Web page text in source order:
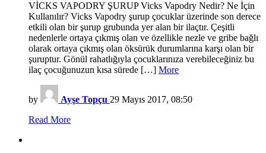
VİCKS VAPODRY ŞURUP Vicks Vapodry Nedir? Ne İçin
Kullanılır? Vicks Vapodry şurup çocuklar üzerinde son derece
etkili olan bir şurup grubunda yer alan bir ilaçtır. Çeşitli
nedenlerle ortaya çıkmış olan ve özellikle nezle ve gribe bağlı
olarak ortaya çıkmış olan öksürük durumlarına karşı olan bir
şuruptur. Gönül rahatlığıyla çocuklarınıza verebileceğiniz bu
ilaç çocuğunuzun kısa sürede […] More
by Ayşe Topçu 29 Mayıs 2017, 08:50
Read More